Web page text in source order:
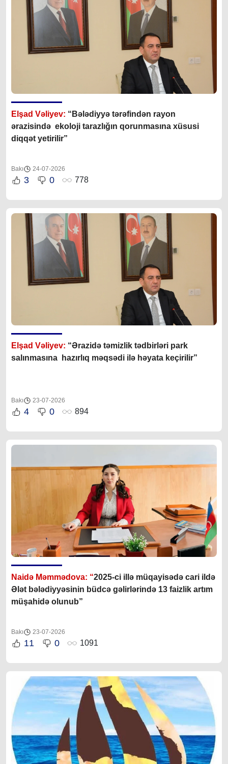
Elşad Vəliyev: “Bələdiyyə tərəfindən rayon
ərazisində ekoloji tarazlığın qorunmasına xüsusi
diqqət yetirilir”
Bakı 24-07-2026
3 0 778
Elşad Vəliyev: “Ərazidə təmizlik tədbirləri park
salınmasına hazırlıq məqsədi ilə həyata keçirilir”
Bakı 23-07-2026
4 0 894
Naidə Məmmədova: “2025-ci illə müqayisədə cari ildə
Ələt bələdiyyəsinin büdcə gəlirlərində 13 faizlik artım
müşahidə olunub”
Bakı 23-07-2026
11 0 1091